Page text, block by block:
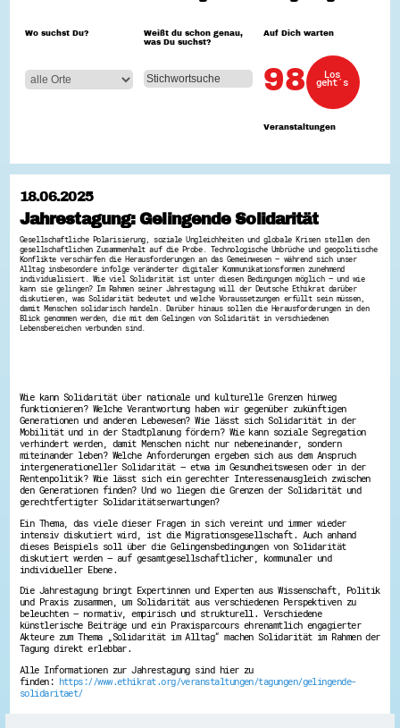
Zeig uns dein Ehrenamt
Wettbewerb | Trikotwettbewerb
Wettbewerb | 80 Jahre Hessen - Engagement
Ausgezeichnete Projekte
Engagement-Lotsen
Förderprogramme
Ehrentag
Freiwilligenmanagement
Hessen engagiert - Digitale Themenabende
Kompetenznachweis Hessen
Zeugnisbeiblatt
Di@-Lotsen in Hessen
Energiepreiskrise und Ehrenamt
Flüchtlingshilfe + Integration
Generationsübergreifend aktiv
Patenschaftsprojekte
Qualifizierung & Fortbildung
Stiftungen
Vereine, Spenden, Steuern - Gut zu Wissen
Wissenswertes rund um dein Ehrenamt
Zahlen, Daten, Fakten aus Hessen
Suche
Downloads
Kontakt
Impressum
Erklärung zur Barrierefreiheit
Barriere melden
Wo suchst Du?
Weißt du schon genau,
was Du suchst?
Auf Dich warten
98
Veranstaltungen
Los
geht´s
18.06.2025
Jahrestagung: Gelingende Solidarität
Gesellschaftliche Polarisierung, soziale Ungleichheiten und globale Krisen stellen den
gesellschaftlichen Zusammenhalt auf die Probe. Technologische Umbrüche und geopolitische
Konflikte verschärfen die Herausforderungen an das Gemeinwesen – während sich unser
Alltag insbesondere infolge veränderter digitaler Kommunikationsformen zunehmend
individualisiert. Wie viel Solidarität ist unter diesen Bedingungen möglich – und wie
kann sie gelingen? Im Rahmen seiner Jahrestagung will der Deutsche Ethikrat darüber
diskutieren, was Solidarität bedeutet und welche Voraussetzungen erfüllt sein müssen,
damit Menschen solidarisch handeln. Darüber hinaus sollen die Herausforderungen in den
Blick genommen werden, die mit dem Gelingen von Solidarität in verschiedenen
Lebensbereichen verbunden sind.
Wie kann Solidarität über nationale und kulturelle Grenzen hinweg
funktionieren? Welche Verantwortung haben wir gegenüber zukünftigen
Generationen und anderen Lebewesen? Wie lässt sich Solidarität in der
Mobilität und in der Stadtplanung fördern? Wie kann soziale Segregation
verhindert werden, damit Menschen nicht nur nebeneinander, sondern
miteinander leben? Welche Anforderungen ergeben sich aus dem Anspruch
intergenerationeller Solidarität – etwa im Gesundheitswesen oder in der
Rentenpolitik? Wie lässt sich ein gerechter Interessenausgleich zwischen
den Generationen finden? Und wo liegen die Grenzen der Solidarität und
gerechtfertigter Solidaritätserwartungen?
Ein Thema, das viele dieser Fragen in sich vereint und immer wieder
intensiv diskutiert wird, ist die Migrationsgesellschaft. Auch anhand
dieses Beispiels soll über die Gelingensbedingungen von Solidarität
diskutiert werden – auf gesamtgesellschaftlicher, kommunaler und
individueller Ebene.
Die Jahrestagung bringt Expertinnen und Experten aus Wissenschaft, Politik
und Praxis zusammen, um Solidarität aus verschiedenen Perspektiven zu
beleuchten – normativ, empirisch und strukturell. Verschiedene
künstlerische Beiträge und ein Praxisparcours ehrenamtlich engagierter
Akteure zum Thema „Solidarität im Alltag“ machen Solidarität im Rahmen der
Tagung direkt erlebbar.
Alle Informationen zur Jahrestagung sind hier zu
finden: https://www.ethikrat.org/veranstaltungen/tagungen/gelingende-
solidaritaet/